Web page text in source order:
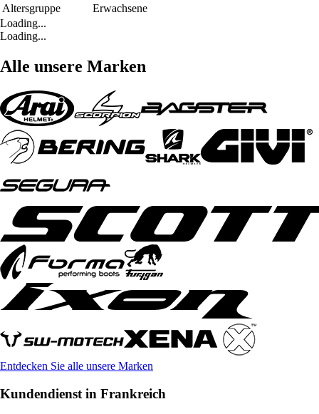
Altersgruppe
Erwachsene
Loading...
Loading...
Alle unsere Marken
Entdecken Sie alle unsere Marken
Kundendienst in Frankreich